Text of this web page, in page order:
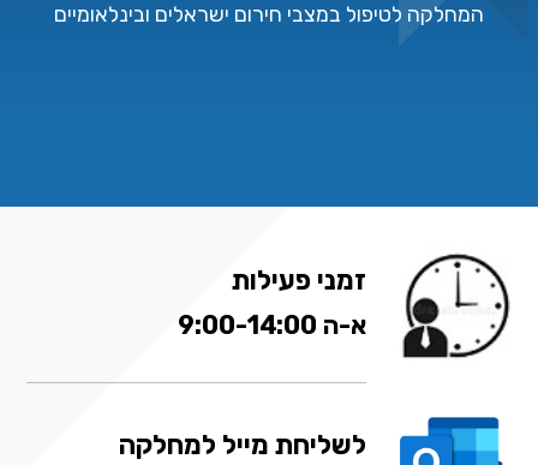
המחלקה לטיפול במצבי חירום ישראלים ובינלאומיים
זמני פעילות
א-ה 9:00-14:00
לשליחת מייל למחלקה